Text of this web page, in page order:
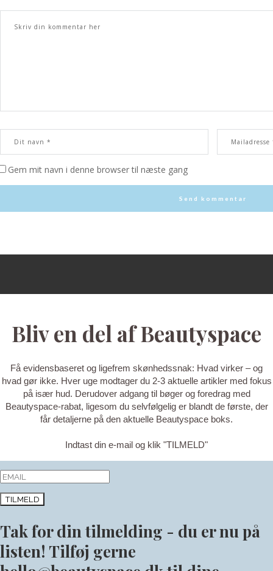
Gem mit navn i denne browser til næste gang
Bliv en del af Beautyspace
Få evidensbaseret og ligefrem skønhedssnak: Hvad virker – og
hvad gør ikke. Hver uge modtager du 2-3 aktuelle artikler med fokus
på især hud. Derudover adgang til bøger og foredrag med
Beautyspace-rabat, ligesom du selvfølgelig er blandt de første, der
får detaljerne på den aktuelle Beautyspace boks.
Indtast din e-mail og klik "TILMELD"
TILMELD
Tak for din tilmelding - du er nu på
listen! Tilføj gerne